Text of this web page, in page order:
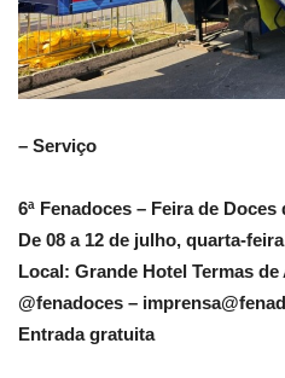
– Serviço
6ª Fenadoces – Feira de Doces
De 08 a 12 de julho, quarta-
Local: Grande Hotel Termas de
@fenadoces –
Entrada gratuita